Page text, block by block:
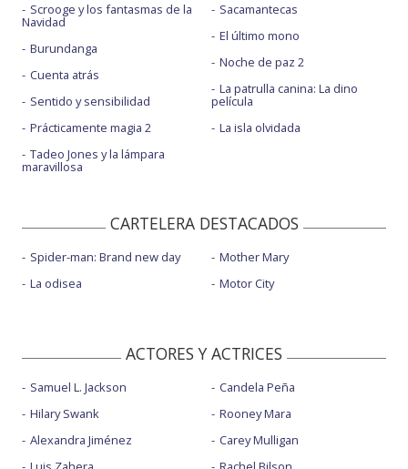
Scrooge y los fantasmas de la
Navidad
Burundanga
Cuenta atrás
Sentido y sensibilidad
Prácticamente magia 2
Tadeo Jones y la lámpara
maravillosa
Sacamantecas
El último mono
Noche de paz 2
La patrulla canina: La dino
película
La isla olvidada
CARTELERA DESTACADOS
Spider-man: Brand new day
La odisea
Mother Mary
Motor City
ACTORES Y ACTRICES
Samuel L. Jackson
Hilary Swank
Alexandra Jiménez
Candela Peña
Rooney Mara
Carey Mulligan